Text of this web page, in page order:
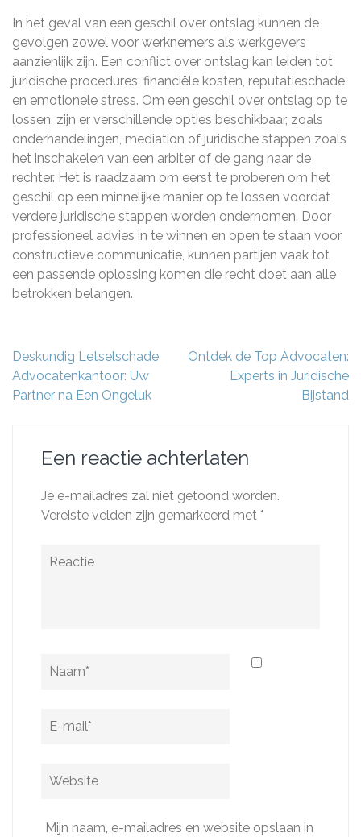
In het geval van een geschil over ontslag kunnen de
gevolgen zowel voor werknemers als werkgevers
aanzienlijk zijn. Een conflict over ontslag kan leiden tot
juridische procedures, financiële kosten, reputatieschade
en emotionele stress. Om een geschil over ontslag op te
lossen, zijn er verschillende opties beschikbaar, zoals
onderhandelingen, mediation of juridische stappen zoals
het inschakelen van een arbiter of de gang naar de
rechter. Het is raadzaam om eerst te proberen om het
geschil op een minnelijke manier op te lossen voordat
verdere juridische stappen worden ondernomen. Door
professioneel advies in te winnen en open te staan voor
constructieve communicatie, kunnen partijen vaak tot
een passende oplossing komen die recht doet aan alle
betrokken belangen.
Berichtnavigatie
Deskundig Letselschade
Advocatenkantoor: Uw
Partner na Een Ongeluk
Ontdek de Top Advocaten:
Experts in Juridische
Bijstand
Een reactie achterlaten
Je e-mailadres zal niet getoond worden.
Vereiste velden zijn gemarkeerd met *
Reactie
Naam
E-
Website
Mijn naam, e-mailadres en website opslaan in